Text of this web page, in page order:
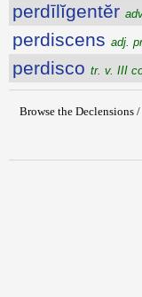
perdīlĭgentĕr
perdiscens adj.
perdisco tr. v. III
Browse the Declensions